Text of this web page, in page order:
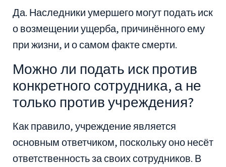
Да. Наследники умершего могут подать иск
о возмещении ущерба, причинённого ему
при жизни, и о самом факте смерти.
Можно ли подать иск против
конкретного сотрудника, а не
только против учреждения?
Как правило, учреждение является
основным ответчиком, поскольку оно несёт
ответственность за своих сотрудников. В